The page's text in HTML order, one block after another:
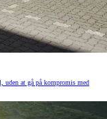
at gå på kompromis med